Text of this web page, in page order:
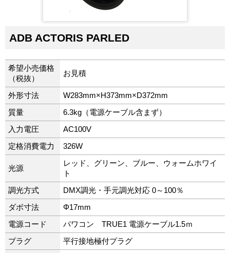
ADB ACTORIS PARLED
希望小売価格
（税抜）
お見積
外形寸法 W283mm×H373mm×D372mm
質量 6.3kg（電源ケーブル含まず）
入力電圧 AC100V
定格消費電力 326W
光源
レッド、グリーン、ブルー、ウォームホワイ
ト
調光方式 DMX調光・手元調光対応 0～100％
ダボ寸法 Φ17mm
電源コード パワコン TRUE1 電源ケーブル1.5ｍ
プラグ 平行接地極付プラグ